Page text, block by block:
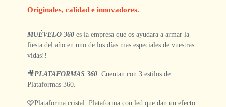
Originales, calidad e innovadores.
MUÉVELO 360 es la empresa que os ayudara a armar la
fiesta del año en uno de los días mas especiales de vuestras
vidas!!
🎥PLATAFORMAS 360: Cuentan con 3 estilos de
Plataformas 360.
🩷Plataforma cristal: Plataforma con led que dan un efecto